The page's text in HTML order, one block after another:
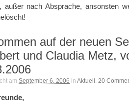
außer nach Absprache, ansonsten
auf der neuen
und Claudia Metz,
am September 6, 2006 in Aktuell . 20